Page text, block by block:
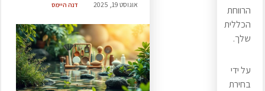
הרווחת
הכללית
שלך.
על ידי
בחירת
דנה היימס אוגוסט 19, 2025